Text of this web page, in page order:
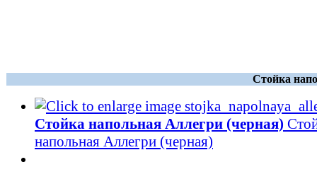
Стойка
Стойка напольная Аллегри (черная)
напольная Аллегри (черная)